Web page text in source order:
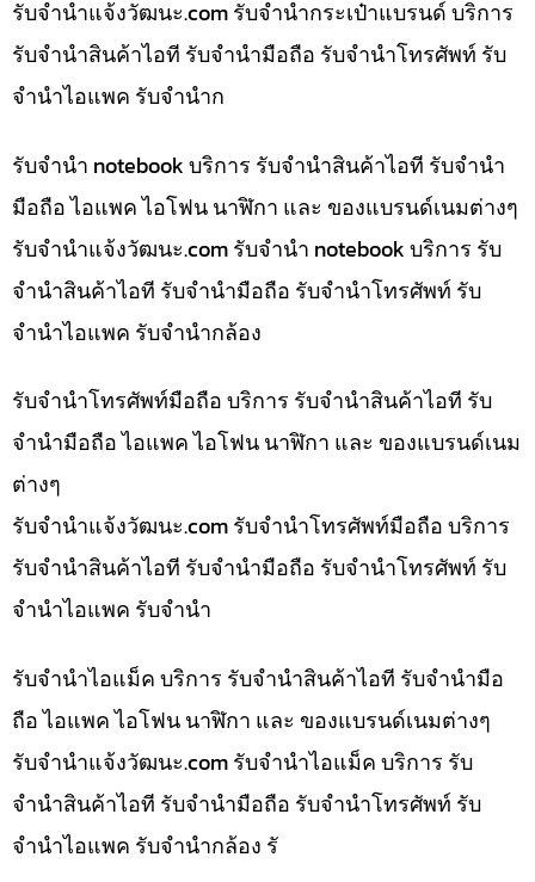
รับจํานําแจ้งวัฒนะ.com รับจำนำกระเป๋าแบรนด์ บริการ
รับจำนำสินค้าไอที รับจำนำมือถือ รับจำนำโทรศัพท์ รับ
จำนำไอแพค รับจำนำก
รับจำนำ notebook บริการ รับจำนำสินค้าไอที รับจำนำ
มือถือ ไอแพค ไอโฟน นาฬิกา และ ของแบรนด์เนมต่างๆ
รับจํานําแจ้งวัฒนะ.com รับจำนำ notebook บริการ รับ
จำนำสินค้าไอที รับจำนำมือถือ รับจำนำโทรศัพท์ รับ
จำนำไอแพค รับจำนำกล้อง
รับจำนำโทรศัพท์มือถือ บริการ รับจำนำสินค้าไอที รับ
จำนำมือถือ ไอแพค ไอโฟน นาฬิกา และ ของแบรนด์เนม
ต่างๆ
รับจํานําแจ้งวัฒนะ.com รับจำนำโทรศัพท์มือถือ บริการ
รับจำนำสินค้าไอที รับจำนำมือถือ รับจำนำโทรศัพท์ รับ
จำนำไอแพค รับจำนำ
รับจำนำไอแม็ค บริการ รับจำนำสินค้าไอที รับจำนำมือ
ถือ ไอแพค ไอโฟน นาฬิกา และ ของแบรนด์เนมต่างๆ
รับจํานําแจ้งวัฒนะ.com รับจำนำไอแม็ค บริการ รับ
จำนำสินค้าไอที รับจำนำมือถือ รับจำนำโทรศัพท์ รับ
จำนำไอแพค รับจำนำกล้อง รั